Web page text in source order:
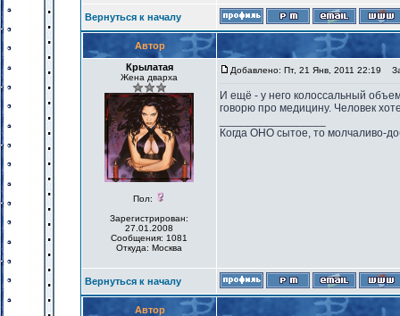
Вернуться к началу
Автор
Крылатая
Жена дварха
Пол:
Зарегистрирован:
27.01.2008
Сообщения: 1081
Откуда: Москва
Добавлено: Пт, 21 Янв, 2011 22:19
И ещё - у него колоссальный
говорю про медицину. Человек
Когда ОНО сытое, то молчаливо-
Вернуться к началу
Автор